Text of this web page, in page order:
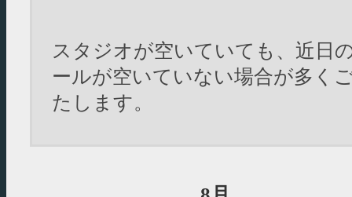
スタジオが空いていても、近日
ールが空いていない場合が多く
たします。